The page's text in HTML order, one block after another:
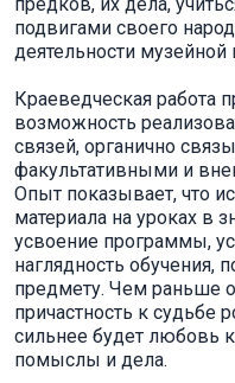
подвигами своего
деятельности музейной
Краеведческая работа
возможность
связей, органично
факультативными и
Опыт показывает, что
материала на уроках в
усвоение программы,
наглядность обучения,
предмету. Чем раньше
причастность к судьбе
сильнее будет любовь
помыслы и дела.